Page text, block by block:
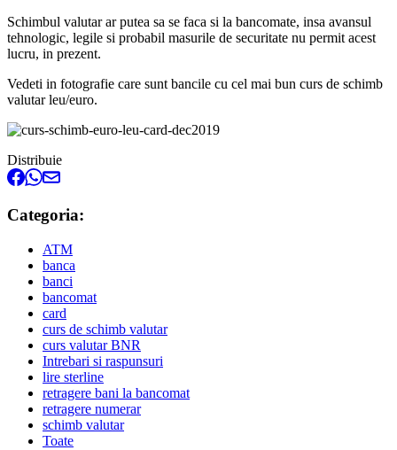
Schimbul valutar ar putea sa se faca si la bancomate, insa avansul
tehnologic, legile si probabil masurile de securitate nu permit acest
lucru, in prezent.
Vedeti in fotografie care sunt bancile cu cel mai bun curs de schimb
valutar leu/euro.
Distribuie
Categoria:
ATM
banca
banci
bancomat
card
curs de schimb valutar
curs valutar BNR
Intrebari si raspunsuri
lire sterline
retragere bani la bancomat
retragere numerar
schimb valutar
Toate